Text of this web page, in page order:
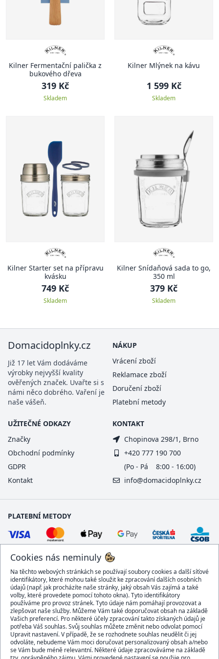
Kilner Fermentační palička z
bukového dřeva
319 Kč
Skladem
Kilner Mlýnek na kávu
1 599 Kč
Skladem
Kilner Starter set na přípravu
kvásku
749 Kč
Skladem
Kilner Snídaňová sada to go,
350 ml
379 Kč
Skladem
Cookies nás neminuly
Na těchto webových stránkách se používají soubory cookies a další síťové
identifikátory, které mohou také sloužit ke zpracování dalších osobních
údajů (např. jak procházíte naše stránky, jaký obsah Vás zajímá a také
volby, které provedete pomocí tohoto okna). Tyto identifikátory
používáme pro provoz stránek. Tyto údaje nám pomáhají provozovat a
zlepšovat naše služby. Můžeme Vám také doporučovat obsah na základě
Vašich preferencí. Pro některé účely zpracování takto získaných údajů je
potřeba Váš souhlas. Svůj souhlas můžete změnit nebo odvolat pomocí
Upravit nastavení. V případě, že se rozhodnete souhlas neudělit či jej
odvoláte, nebudeme Vám moci doručovat personalizovaný obsah a/nebo
se Vám bude méně relevantní. Některé údaje zpracováváme na základě
Domacidoplnky.cz
Již 17 let Vám dodáváme
výrobky nejvyšší kvality
ověřených značek. Uvařte si s
námi něco dobrého. Vaření je
naše vášeň.
NÁKUP
Vrácení zboží
Reklamace zboží
Doručení zboží
Platební metody
UŽITEČNÉ ODKAZY
Značky
Obchodní podmínky
GDPR
Kontakt
KONTAKT
Chopinova 298/1, Brno
+420 777 190 700
(Po - Pá 8:00 - 16:00)
info@domacidoplnky.cz
PLATEBNÍ METODY
DOPRAVCI
BEZPEČNÝ OBCHOD